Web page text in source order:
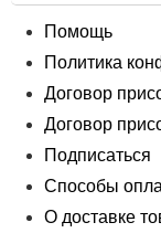
Помощь
Политика
Договор
Договор
Подписаться
Способы
О доставке